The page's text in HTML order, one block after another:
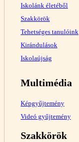
Iskolánk életéből
Szakkörök
Tehetséges tanulóink
Kirándulások
Iskolaújság
Multimédia
Képgyűjtemény
Videó gyűjtemény
Szakkörök